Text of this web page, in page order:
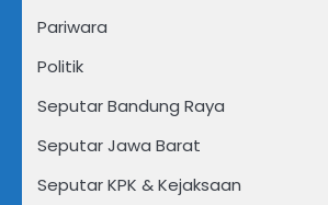
Pariwara
Politik
Seputar Bandung Raya
Seputar Jawa Barat
Seputar KPK & Kejaksaan